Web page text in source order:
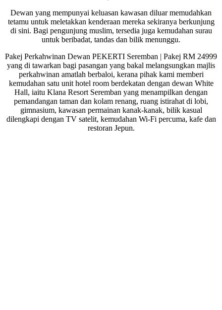
Dewan yang mempunyai keluasan kawasan diluar memudahkan
tetamu untuk meletakkan kenderaan mereka sekiranya berkunjung
di sini. Bagi pengunjung muslim, tersedia juga kemudahan surau
untuk beribadat, tandas dan bilik menunggu.
Pakej Perkahwinan Dewan PEKERTI Seremban | Pakej RM 24999
yang di tawarkan bagi pasangan yang bakal melangsungkan majlis
perkahwinan amatlah berbaloi, kerana pihak kami memberi
kemudahan satu unit hotel room berdekatan dengan dewan White
Hall, iaitu Klana Resort Seremban yang menampilkan dengan
pemandangan taman dan kolam renang, ruang istirahat di lobi,
gimnasium, kawasan permainan kanak-kanak, bilik kasual
dilengkapi dengan TV satelit, kemudahan Wi-Fi percuma, kafe dan
restoran Jepun.